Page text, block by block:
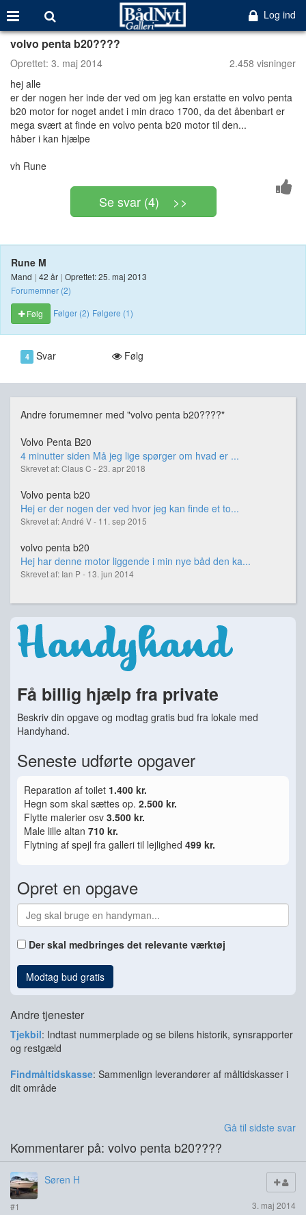
Log ind
volvo penta b20????
Oprettet: 3. maj 2014
2.458 visninger
hej alle
er der nogen her inde der ved om jeg kan erstatte en volvo penta
b20 motor for noget andet i min draco 1700, da det åbenbart er
mega svært at finde en volvo penta b20 motor til den...
håber i kan hjælpe
vh Rune
Se svar (4) >>
Rune M
Mand | 42 år | Oprettet: 25. maj 2013
Forumemner (2)
Følg
Følger (2) Følgere (1)
4 Svar Følg
Andre forumemner med "volvo penta b20????"
Volvo Penta B20
4 minutter siden Må jeg lige spørger om hvad er ...
Skrevet af: Claus C - 23. apr 2018
Volvo penta b20
Hej er der nogen der ved hvor jeg kan finde et to...
Skrevet af: André V - 11. sep 2015
volvo penta b20
Hej har denne motor liggende i min nye båd den ka...
Skrevet af: Ian P - 13. jun 2014
Få billig hjælp fra private
Beskriv din opgave og modtag gratis bud fra lokale med
Handyhand.
Seneste udførte opgaver
Reparation af toilet 1.400 kr.
Hegn som skal sættes op. 2.500 kr.
Flytte malerier osv 3.500 kr.
Male lille altan 710 kr.
Flytning af spejl fra galleri til lejlighed 499 kr.
Opret en opgave
Der skal medbringes det relevante værktøj
Modtag bud gratis
Andre tjenester
Tjekbil: Indtast nummerplade og se bilens historik, synsrapporter
og restgæld
Findmåltidskasse: Sammenlign leverandører af måltidskasser i
dit område
Gå til sidste svar
Kommentarer på: volvo penta b20????
Søren H
#1 3. maj 2014